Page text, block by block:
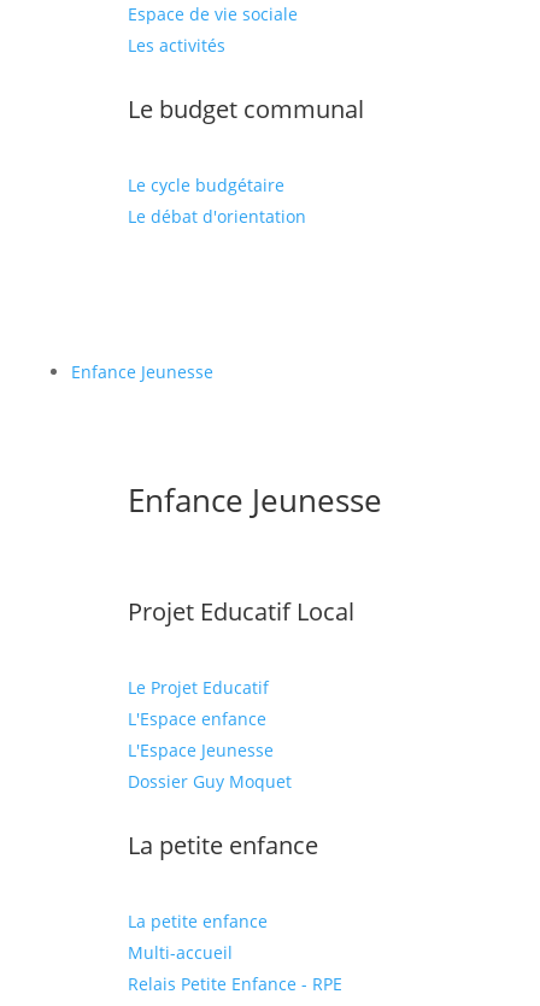
Espace de vie sociale
Les activités
Le budget communal
Le cycle budgétaire
Le débat d'orientation
Enfance Jeunesse
Enfance Jeunesse
Projet Educatif Local
Le Projet Educatif
L'Espace enfance
L'Espace Jeunesse
Dossier Guy Moquet
La petite enfance
La petite enfance
Multi-accueil
Relais Petite Enfance - RPE